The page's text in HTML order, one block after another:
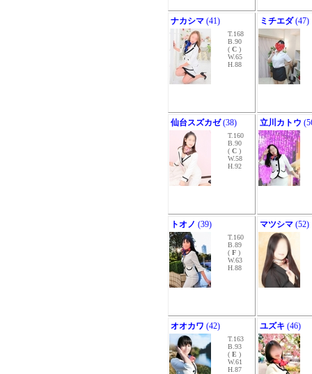
ナカシマ (41)
T.168
B.90
( C )
W.65
H.88
ミチエダ(47)
仙台スズカゼ(38)
T.160
B.90
( C )
W.58
H.92
立川カトウ
トオノ (39)
T.160
B.89
( F )
W.63
H.88
マツシマ (52)
オオカワ (42)
T.163
B.93
( E )
W.61
H.87
ユズキ (46)